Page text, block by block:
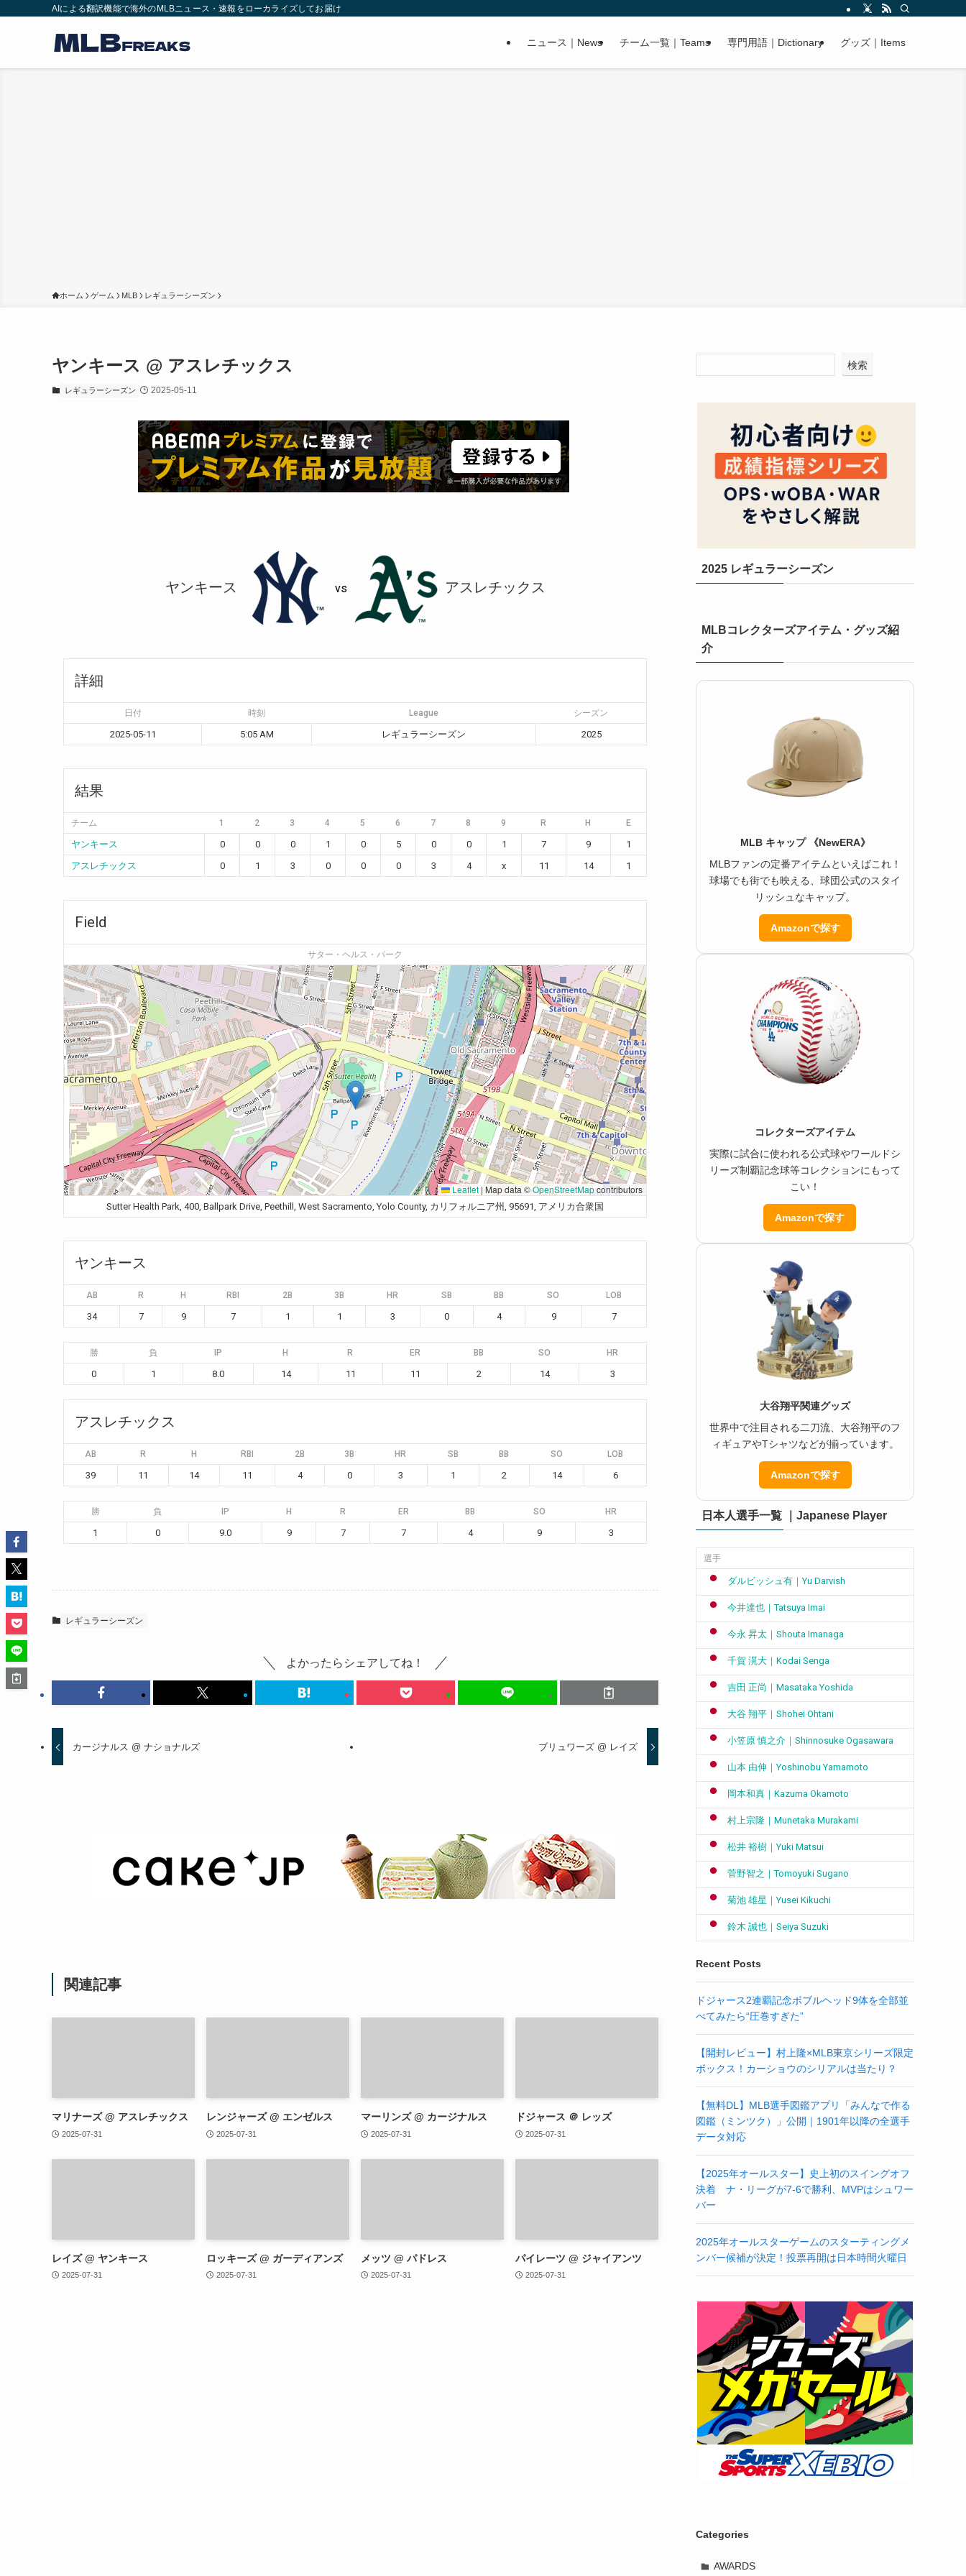
AIによる翻訳機能で海外のMLBニュース・速報をローカライズしてお届け
ニュース｜News チーム一覧｜Teams 専門用語｜Dictionary グッズ｜Items
ホーム ゲーム MLB レギュラーシーズン
ヤンキース @ アスレチックス
レギュラーシーズン 2025-05-11
ヤンキース vs アスレチックス
詳細
日付 時刻 League シーズン
2025-05-11 5:05 AM レギュラーシーズン 2025
結果
チーム 1 2 3 4 5 6 7 8 9 R H E
ヤンキース 0 0 0 1 0 5 0 0 1 7 9
1
アスレチックス
0 1 3 0 0 0 3 4 x 11 14 1
Field
サター・ヘルス・パーク
Leaflet | Map data ©OpenStreetMapcontributors
Sutter Health Park, 400, Ballpark Drive, Peethill, West Sacramento, Yolo County, カリフォルニア州, 95691, アメリカ合衆国
ヤンキース
AB R H RBI 2B 3B HR SB BB SO LOB
34 7 9 7 1 1 3 0 4 9 7
勝 負 IP H R ER BB SO HR
0 1 8.0 14 11 11 2 14 3
アスレチックス
AB R H RBI 2B 3B HR SB BB SO LOB
39 11 14 11 4 0 3 1 2 14 6
勝 負 IP H R ER BB SO HR
1 0 9.0 9 7 7 4 9 3
レギュラーシーズン
よかったらシェアしてね！
カージナルス @ ナショナルズ ブリュワーズ @ レイズ
関連記事
マリナーズ @ アスレチックス
2025-07-31
レンジャーズ @ エンゼルス
2025-07-31
マーリンズ @ カージナルス
2025-07-31
ドジャース ＠ レッズ
2025-07-31
レイズ @ ヤンキース
2025-07-31
ロッキーズ @ ガーディアンズ
2025-07-31
メッツ @ パドレス
2025-07-31
パイレーツ @ ジャイアンツ
2025-07-31
検索
2025 レギュラーシーズン
MLBコレクターズアイテム・グッズ紹
介
MLB キャップ 《NewERA》
MLBファンの定番アイテムといえばこれ！
球場でも街でも映える、球団公式のスタイ
リッシュなキャップ。
Amazonで探す
コレクターズアイテム
実際に試合に使われる公式球やワールドシ
リーズ制覇記念球等コレクションにもって
こい！
Amazonで探す
大谷翔平関連グッズ
世界中で注目される二刀流、大谷翔平のフ
ィギュアやTシャツなどが揃っています。
Amazonで探す
日本人選手一覧 ｜Japanese Player
選手
ダルビッシュ有｜Yu Darvish
今井達也｜Tatsuya Imai
今永 昇太｜Shouta Imanaga
千賀 滉大｜Kodai Senga
吉田 正尚｜Masataka Yoshida
大谷 翔平｜Shohei Ohtani
小笠原 慎之介｜Shinnosuke Ogasawara
山本 由伸｜Yoshinobu Yamamoto
岡本和真｜Kazuma Okamoto
村上宗隆｜Munetaka Murakami
松井 裕樹｜Yuki Matsui
菅野智之｜Tomoyuki Sugano
菊池 雄星｜Yusei Kikuchi
鈴木 誠也｜Seiya Suzuki
Recent Posts
ドジャース2連覇記念ボブルヘッド9体を全部並
べてみたら“圧巻すぎた”
【開封レビュー】村上隆×MLB東京シリーズ限定
ボックス！カーショウのシリアルは当たり？
【無料DL】MLB選手図鑑アプリ「みんなで作る
図鑑（ミンツク）」公開｜1901年以降の全選手
データ対応
【2025年オールスター】史上初のスイングオフ
決着 ナ・リーグが7-6で勝利、MVPはシュワー
バー
2025年オールスターゲームのスターティングメ
ンバー候補が決定！投票再開は日本時間火曜日
Categories
AWARDS